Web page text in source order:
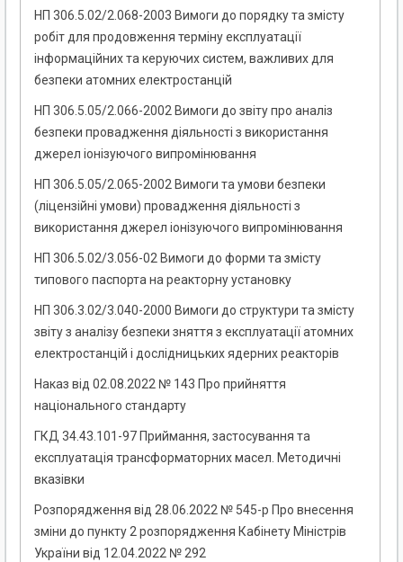
НП 306.5.02/2.068-2003 Вимоги до порядку та змісту
робіт для продовження терміну експлуатації
інформаційних та керуючих систем, важливих для
безпеки атомних електростанцій
НП 306.5.05/2.066-2002 Вимоги до звіту про аналіз
безпеки провадження діяльності з використання
джерел іонізуючого випромінювання
НП 306.5.05/2.065-2002 Вимоги та умови безпеки
(ліцензійні умови) провадження діяльності з
використання джерел іонізуючого випромінювання
НП 306.5.02/3.056-02 Вимоги до форми та змісту
типового паспорта на реакторну установку
НП 306.3.02/3.040-2000 Вимоги до структури та змісту
звіту з аналізу безпеки зняття з експлуатації атомних
електростанцій і дослідницьких ядерних реакторів
Наказ від 02.08.2022 № 143 Про прийняття
національного стандарту
ГКД 34.43.101-97 Приймання, застосування та
експлуатація трансформаторних масел. Методичні
вказівки
Розпорядження від 28.06.2022 № 545-р Про внесення
зміни до пункту 2 розпорядження Кабінету Міністрів
України від 12.04.2022 № 292